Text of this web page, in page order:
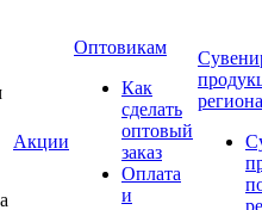
Акции
Оптовикам
Как
сделать
оптовый
заказ
Оплата
и